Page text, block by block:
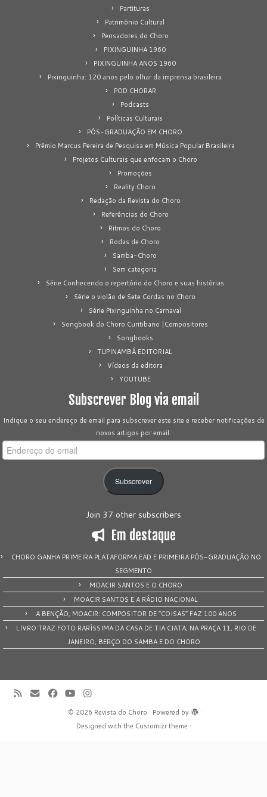
Partituras
Patrimônio Cultural
Pensadores do Choro
PIXINGUINHA 1960
PIXINGUINHA ANOS 1960
Pixinguinha: 120 anos pelo olhar da imprensa brasileira
POD CHORAR
Podcasts
Políticas Culturais
PÓS-GRADUAÇÃO EM CHORO
Prêmio Marcus Pereira de Pesquisa em Música Popular Brasileira
Projetos Culturais que enfocam o Choro
Promoções
Reality Choro
Redação da Revista do Choro
Referências do Choro
Ritmos do Choro
Rodas de Choro
Samba-Choro
Sem categoria
Série Conhecendo o repertório do Choro e suas histórias
Série o violão de Sete Cordas no Choro
Série Pixinguinha no Carnaval
Songbook do Choro Curitibano |Compositores
Songbooks
TUPINAMBÁ EDITORIAL
Vídeos da editora
YOUTUBE
Subscrever Blog via email
Indique o seu endereço de email para subscrever este site e receber notificações de
novos artigos por email.
Endereço
de
Subscrever
Join 37 other subscribers
Em destaque
CHORO GANHA PRIMEIRA PLATAFORMA EAD E PRIMEIRA PÓS-GRADUAÇÃO NO
SEGMENTO
MOACIR SANTOS E O CHORO
MOACIR SANTOS E A RÁDIO NACIONAL
A BENÇÃO, MOACIR: COMPOSITOR DE “COISAS” FAZ 100 ANOS
LIVRO TRAZ FOTO RARÍSSIMA DA CASA DE TIA CIATA, NA PRAÇA 11, RIO DE
JANEIRO, BERÇO DO SAMBA E DO CHORO
· © 2026 Revista do Choro · Powered by
·
Designed with the Customizr theme ·